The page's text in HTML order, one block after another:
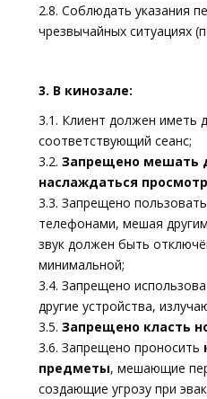
2.8. Соблюдать указания
чрезвычайных ситуациях
3. В кинозале:
3.1. Клиент должен иметь
соответствующий сеанс;
3.2. Запрещено мешать
наслаждаться
3.3. Запрещено
телефонами, мешая
звук должен быть
минимальной;
3.4. Запрещено
другие устройства,
3.5. Запрещено класть
3.6. Запрещено проносить
предметы, мешающие
создающие угрозу при